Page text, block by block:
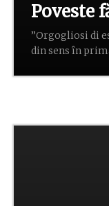
Poveste
”Orgogliosi di
din sens în